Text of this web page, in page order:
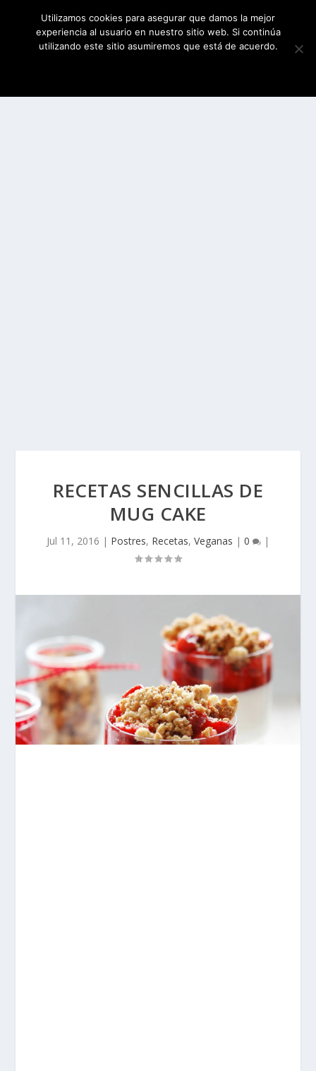
RECETAS SENCILLAS DE
MUG CAKE
Jul 11, 2016 | Postres, Recetas, Veganas | 0 |
Utilizamos cookies para asegurar que damos la mejor
experiencia al usuario en nuestro sitio web. Si continúa
utilizando este sitio asumiremos que está de acuerdo.